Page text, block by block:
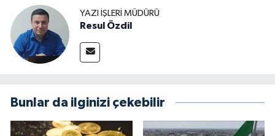
YAZI İŞLERI MÜDÜRÜ
Resul Özdil
Bunlar da ilginizi çekebilir